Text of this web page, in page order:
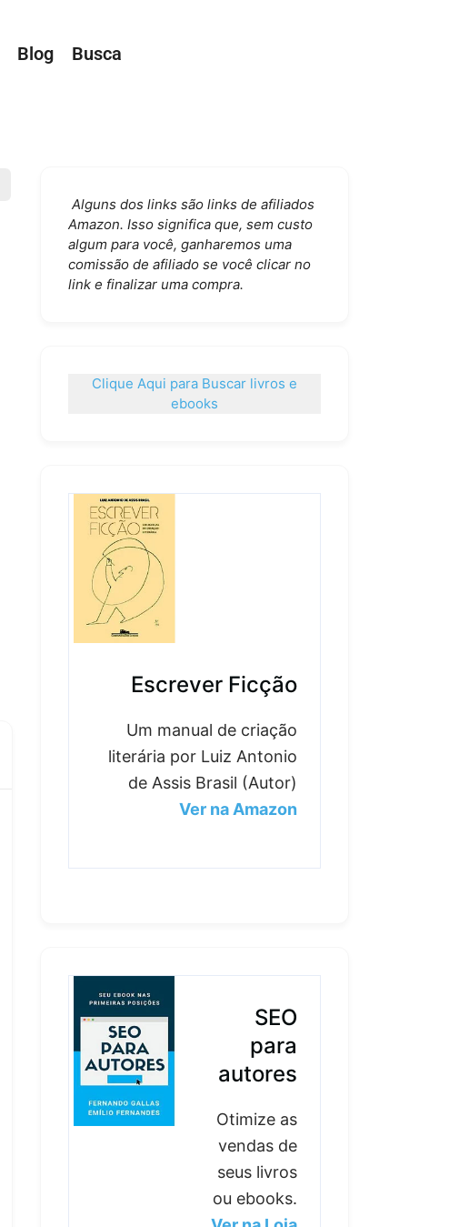
Blog Busca
Alguns dos links são links de afiliados
Amazon. Isso significa que, sem custo
algum para você, ganharemos uma
comissão de afiliado se você clicar no
link e finalizar uma compra.
Clique Aqui para Buscar livros e
ebooks
Escrever Ficção
Um manual de criação
literária por Luiz Antonio
de Assis Brasil (Autor)
Ver na Amazon
SEO
para
autores
Otimize as
vendas de
seus livros
ou ebooks.